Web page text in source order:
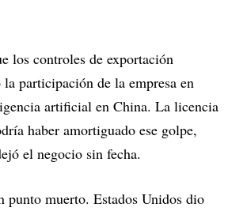
los controles de exportación
participación de la empresa en
artificial en China. La licencia
haber amortiguado ese golpe,
el negocio sin fecha.
punto muerto. Estados Unidos dio